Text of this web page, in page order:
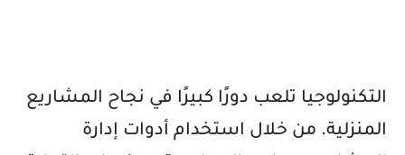
التكنولوجيا تلعب دورًا كبيرًا في نجاح المشاريع
المنزلية. من خلال استخدام أدوات إدارة